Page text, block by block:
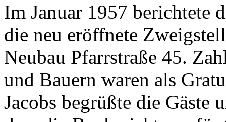
Im Januar 1957 berichtete
die neu eröffnete
Neubau Pfarrstraße 45.
und Bauern waren als
Jacobs begrüßte die Gäste